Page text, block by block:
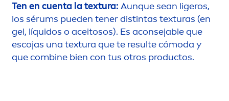
Ten en cuenta la textura: Aunque sean ligeros,
los sérums pueden tener distintas texturas (en
gel, líquidos o aceitosos). Es aconsejable que
escojas una textura que te resulte cómoda y
que combine bien con tus otros productos.